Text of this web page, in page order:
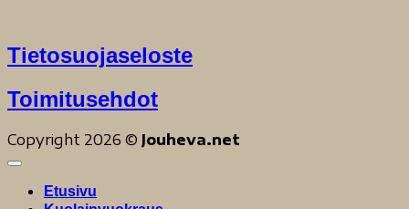
Tietosuojaseloste
Toimitusehdot
Copyright 2026 © Jouheva.net
Etusivu